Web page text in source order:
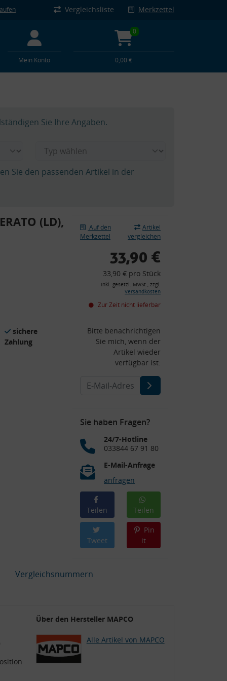
Vergleichsliste Merkzettel
Mein Konto
0
0,00 €
Sie Ihre Angaben.
Sie den passenden Artikel in der
(LD),
sichere
Zahlung
Auf den
Merkzettel
Artikel
vergleichen
33,90 €
33,90 € pro Stück
inkl. gesetzl. MwSt., zzgl.
Versandkosten
Zur Zeit nicht lieferbar
Bitte benachrichtigen
Sie mich, wenn der
Artikel wieder
verfügbar ist:
Sie haben Fragen?
24/7-Hotline
033844 67 91 80
E-Mail-Anfrage
anfragen
Teilen Teilen
Tweet
Pin
it
Vergleichsnummern
Über den Hersteller MAPCO
Alle Artikel von MAPCO